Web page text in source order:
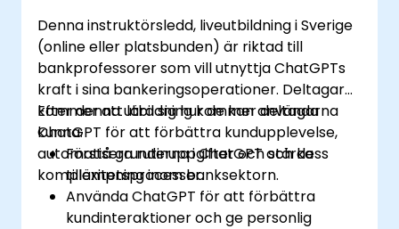
Denna instruktörsledd, liveutbildning i Sverige
(online eller platsbunden) är riktad till
bankprofessorer som vill utnyttja ChatGPTs
kraft i sina bankeringsoperationer. Deltagare
kommer att lära sig hur de kan använda
ChatGPT för att förbättra kundupplevelse,
automatisera rutinuppgifter och stärka
komplexitetsprocesser.
Efter denna utbildning kommer deltagarna
kunna:
Förstå grunderna i ChatGPT och dess
tillämpning inom banksektorn.
Använda ChatGPT för att förbättra
kundinteraktioner och ge personlig